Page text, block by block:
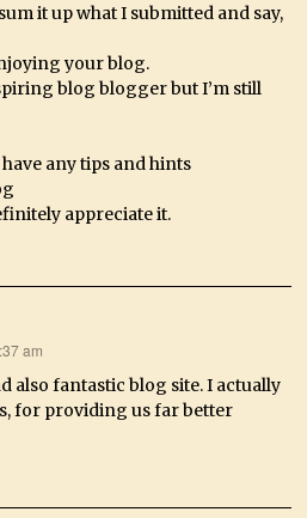
it up what I submitted and say,
your blog.
blog blogger but I’m still
any tips and hints
appreciate it.
am
also fantastic blog site. I actually
for providing us far better